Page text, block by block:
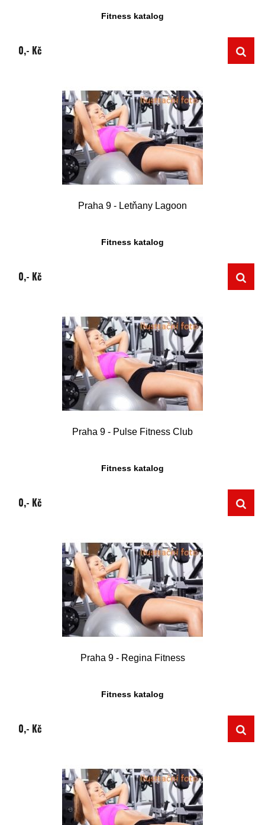
Fitness katalog
0,- Kč
Praha 9 - Letňany Lagoon
Fitness katalog
0,- Kč
Praha 9 - Pulse Fitness Club
Fitness katalog
0,- Kč
Praha 9 - Regina Fitness
Fitness katalog
0,- Kč